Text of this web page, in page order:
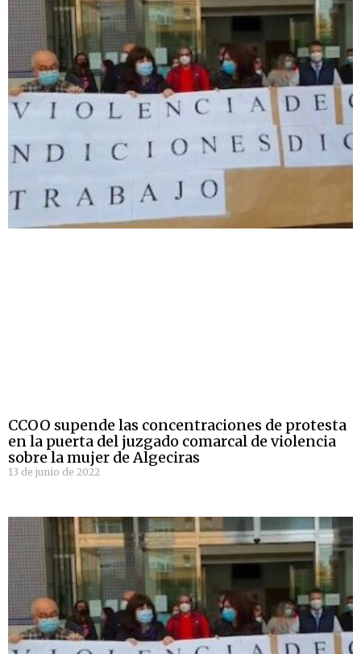
CCOO supende las concentraciones de protesta
en la puerta del juzgado comarcal de violencia
sobre la mujer de Algeciras
13 de junio de 2022